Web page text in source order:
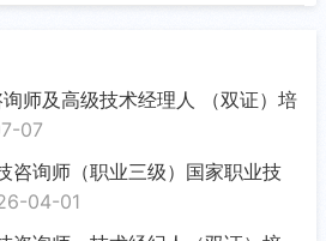
师及高级技术经理人 （双证）培
07
咨询师（职业三级）国家职业技
04-01